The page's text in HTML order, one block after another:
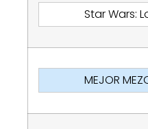
Star Wars:
MEJOR